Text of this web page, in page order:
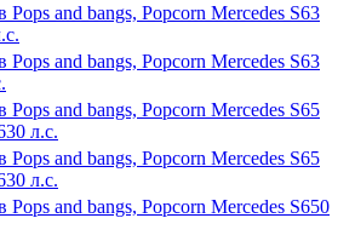
and bangs, Popcorn Mercedes S63
and bangs, Popcorn Mercedes S63
and bangs, Popcorn Mercedes S65
л.с.
and bangs, Popcorn Mercedes S65
л.с.
and bangs, Popcorn Mercedes S650